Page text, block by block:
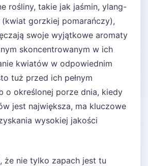
rośliny, takie jak jaśmin, ylang-
gorzkiej pomarańczy),
swoje wyjątkowe aromaty
skoncentrowanym w ich
kwiatów w odpowiednim
tuż przed ich pełnym
o określonej porze dnia, kiedy
jest największa, ma kluczowe
wysokiej jakości
że nie tylko zapach jest tu